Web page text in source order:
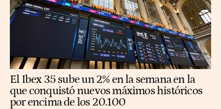
El Ibex 35 sube un 2% en la semana en la
que conquistó nuevos máximos históricos
por encima de los 20.100